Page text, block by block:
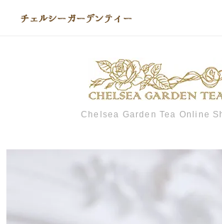
Chelsea Garden Tea Online